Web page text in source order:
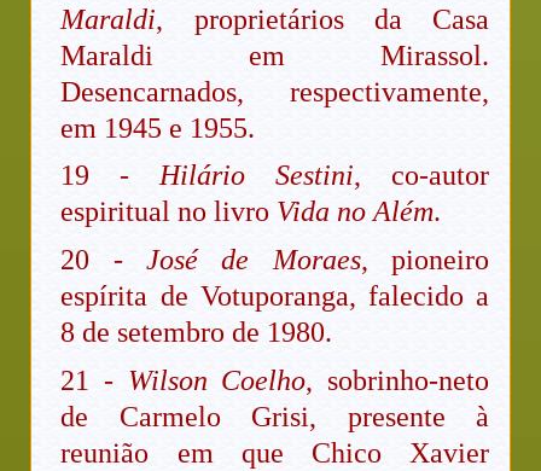
Maraldi, proprietários da Casa
Maraldi em Mirassol.
Desencarnados, respectivamente,
em 1945 e 1955.
19 -Hilário Sestini, co-autor
espiritual no livro Vida no Além.
20 -José de Moraes, pioneiro
espírita de Votuporanga, falecido a
8 de setembro de 1980.
21 - Wilson Coelho, sobrinho-neto
de Carmelo Grisi, presente à
reunião em que Chico Xavier